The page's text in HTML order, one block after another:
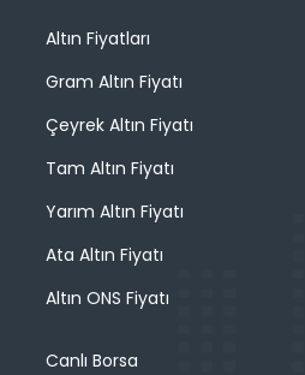
Altın Fiyatları
Gram Altın Fiyatı
Çeyrek Altın Fiyatı
Tam Altın Fiyatı
Yarım Altın Fiyatı
Ata Altın Fiyatı
Altın ONS Fiyatı
Canlı Borsa